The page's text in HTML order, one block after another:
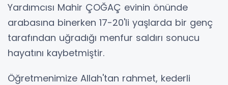
Yardımcısı Mahir ÇOĞAÇ evinin önünde
arabasına binerken 17-20'li yaşlarda bir genç
tarafından uğradığı menfur saldırı sonucu
hayatını kaybetmiştir.
Öğretmenimize Allah'tan rahmet, kederli